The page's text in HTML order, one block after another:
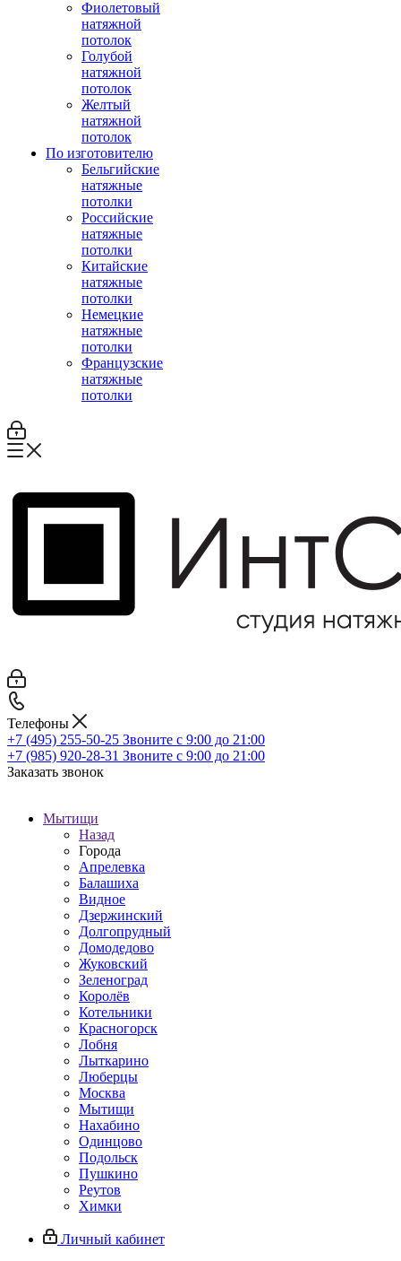
Фиолетовый
натяжной
потолок
Голубой
натяжной
потолок
Желтый
натяжной
потолок
По изготовителю
Бельгийские
натяжные
потолки
Российские
натяжные
потолки
Китайские
натяжные
потолки
Немецкие
натяжные
потолки
Французские
натяжные
потолки
Телефоны
+7 (495) 255-50-25 Звоните с 9:00 до 21:00
+7 (985) 920-28-31 Звоните с 9:00 до 21:00
Заказать звонок
Мытищи
Назад
Города
Апрелевка
Балашиха
Видное
Дзержинский
Долгопрудный
Домодедово
Жуковский
Зеленоград
Королёв
Котельники
Красногорск
Лобня
Лыткарино
Люберцы
Москва
Мытищи
Нахабино
Одинцово
Подольск
Пушкино
Реутов
Химки
Личный кабинет